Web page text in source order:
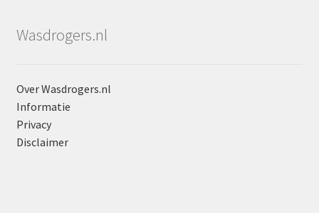
Wasdrogers.nl
Over Wasdrogers.nl
Informatie
Privacy
Disclaimer